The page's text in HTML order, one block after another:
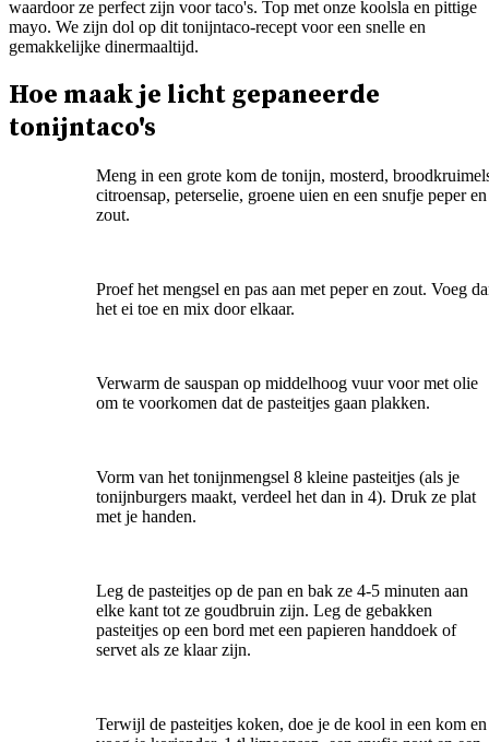
waardoor ze perfect zijn voor taco's. Top met onze koolsla en pittige
mayo. We zijn dol op dit tonijntaco-recept voor een snelle en
gemakkelijke dinermaaltijd.
Hoe maak je licht gepaneerde
tonijntaco's
Meng in een grote kom de tonijn, mosterd,
citroensap, peterselie, groene uien en een snufje peper en
zout.
Proef het mengsel en pas aan met peper en zout. Voeg
het ei toe en mix door elkaar.
Verwarm de sauspan op middelhoog vuur voor met olie
om te voorkomen dat de pasteitjes gaan plakken.
Vorm van het tonijnmengsel 8 kleine pasteitjes (als je
tonijnburgers maakt, verdeel het dan in 4). Druk ze plat
met je handen.
Leg de pasteitjes op de pan en bak ze 4-5 minuten aan
elke kant tot ze goudbruin zijn. Leg de gebakken
pasteitjes op een bord met een papieren handdoek of
servet als ze klaar zijn.
Terwijl de pasteitjes koken, doe je de kool in een kom en